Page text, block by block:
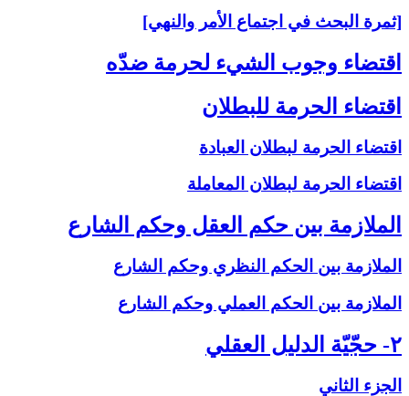
[ثمرة البحث في اجتماع الأمر والنهي]
اقتضاء وجوب الشي‏ء لحرمة ضدّه‏
اقتضاء الحرمة للبطلان‏
اقتضاء الحرمة لبطلان العبادة
اقتضاء الحرمة لبطلان المعاملة
الملازمة بين حكم العقل وحكم الشارع‏
الملازمة بين الحكم النظري وحكم الشارع
الملازمة بين الحكم العملي وحكم الشارع
۲- حجّيّة الدليل العقلي‏
الجزء الثاني